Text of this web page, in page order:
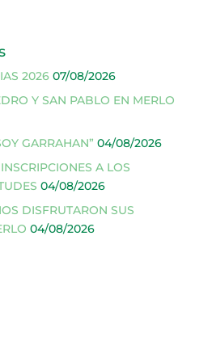
2026 07/08/2026
Y SAN PABLO EN MERLO
GARRAHAN” 04/08/2026
A LOS
04/08/2026
DISFRUTARON SUS
04/08/2026